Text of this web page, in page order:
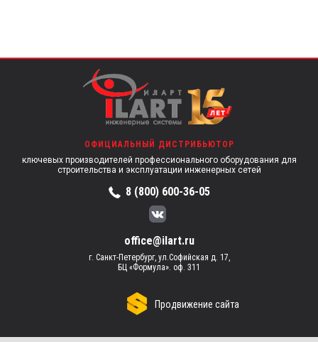
ОФИЦИАЛЬНЫЙ ДИСТРИБЬЮТОР
ключевых производителей профессионального оборудования для
строительства и эксплуатации инженерных сетей
8 (800) 600-36-05
office@ilart.ru
г. Санкт-Петербург, ул.Софийская д. 17,
БЦ «Формула». оф. 311
Продвижение сайта